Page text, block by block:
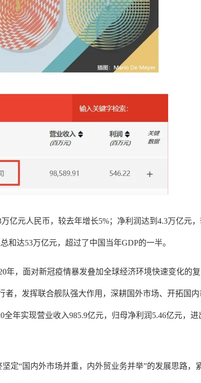
亿元人民币，较去年增长5%；净利润达到4.3万亿元
和达53万亿元，超过了中国当年GDP的一半。
年，面对新冠疫情暴发叠加全球经济环境快速变化的
，发挥联合舰队强大作用，深耕国外市场、开拓国
年实现营业收入985.9亿元，归母净利润5.46亿元，进
定“国内外市场并重，内外贸业务并举”的发展思路，